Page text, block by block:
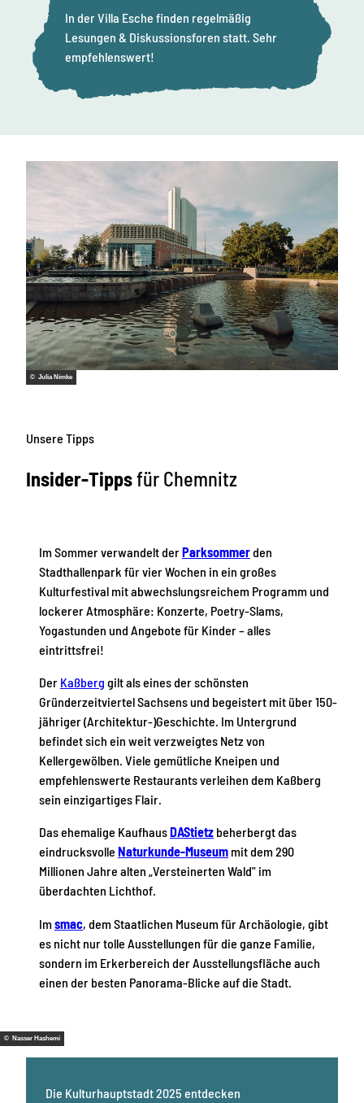
In der Villa Esche finden regelmäßig
Lesungen & Diskussionsforen statt. Sehr
empfehlenswert!
© Julia Nimke
Unsere Tipps
Insider-Tippsfür Chemnitz
Im Sommer verwandelt derParksommerden
Stadthallenpark für vier Wochen in ein großes
Kulturfestival mit abwechslungsreichem Programm und
lockerer Atmosphäre: Konzerte, Poetry-Slams,
Yogastunden und Angebote für Kinder – alles
eintrittsfrei!
Der Kaßberg gilt als eines der schönsten
Gründerzeitviertel Sachsens und begeistert mit über 150-
jähriger (Architektur-)Geschichte. Im Untergrund
befindet sich ein weit verzweigtes Netz von
Kellergewölben. Viele gemütliche Kneipen und
empfehlenswerte Restaurants verleihen dem Kaßberg
sein einzigartiges Flair.
Das ehemalige KaufhausDAStietz beherbergt das
eindrucksvolle Naturkunde-Museum mit dem 290
Millionen Jahre alten „Versteinerten Wald" im
überdachten Lichthof.
Im smac, dem Staatlichen Museum für Archäologie, gibt
es nicht nur tolle Ausstellungen für die ganze Familie,
sondern im Erkerbereich der Ausstellungsfläche auch
einen der besten Panorama-Blicke auf die Stadt.
© Nasser Hashemi
Die Kulturhauptstadt 2025 entdecken